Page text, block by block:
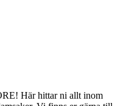
Här hittar ni allt inom